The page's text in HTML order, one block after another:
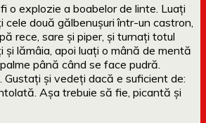
o explozie a boabelor de linte. Luați
două gălbenușuri într-un castron,
rece, sare și piper, și turnați totul
și lămâia, apoi luați o mână de mentă
până când se face pudră.
Gustați și vedeți dacă e suficient de:
Așa trebuie să fie, picantă și